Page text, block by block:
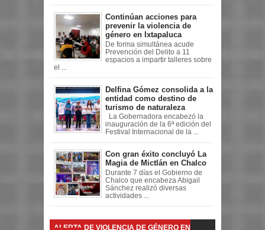
Continúan acciones para
prevenir la violencia de
género en Ixtapaluca
De forma simultánea acude
Prevención del Delito a 11
espacios a impartir talleres sobre
el ...
Delfina Gómez consolida a la
entidad como destino de
turismo de naturaleza
La Gobernadora encabezó la
inauguración de la 6ª edición del
Festival Internacional de la ...
Con gran éxito concluyó La
Magia de Mictlán en Chalco
Durante 7 días el Gobierno de
Chalco que encabeza Abigail
Sánchez realizó diversas
actividades ...
ALERTA DE VIOLENCIA DE GÉNERO EN